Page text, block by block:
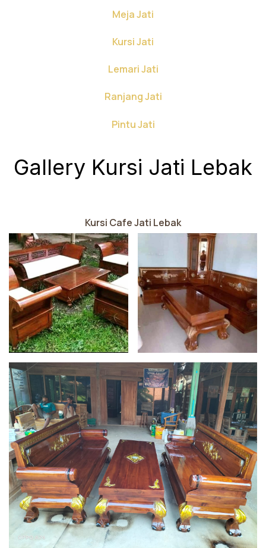
Meja Jati
Kursi Jati
Lemari Jati
Ranjang Jati
Pintu Jati
Gallery Kursi Jati Lebak
Kursi Cafe Jati Lebak